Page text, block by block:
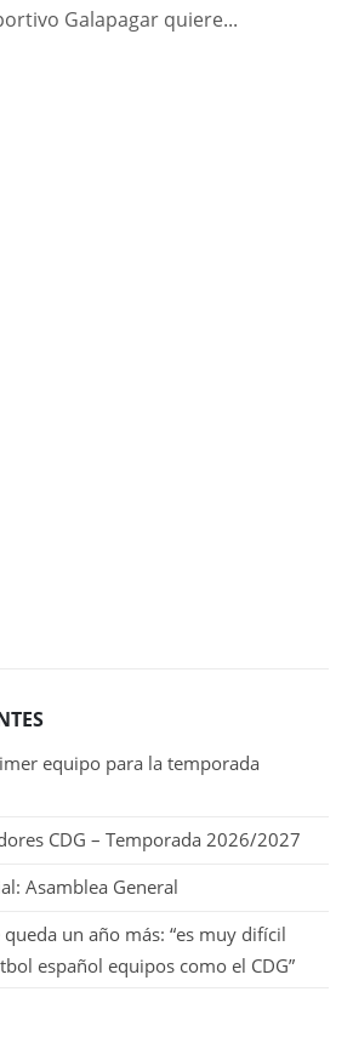
Galapagar quiere...
equipo para la temporada
CDG – Temporada 2026/2027
Asamblea General
queda un año más: “es muy difícil
español equipos como el CDG”